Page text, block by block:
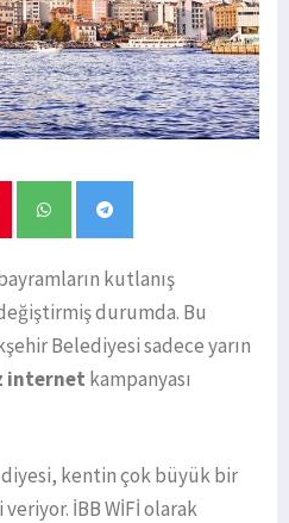
kutlanış
durumda. Bu
Belediyesi sadece yarın
internet kampanyası
kentin çok büyük bir
İBB WİFİ olarak